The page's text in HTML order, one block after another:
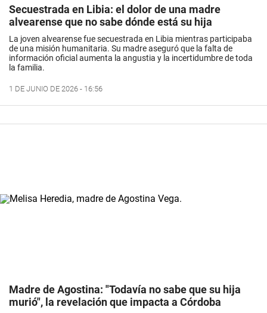
Secuestrada en Libia: el dolor de una madre
alvearense que no sabe dónde está su hija
La joven alvearense fue secuestrada en Libia mientras participaba
de una misión humanitaria. Su madre aseguró que la falta de
información oficial aumenta la angustia y la incertidumbre de toda
la familia.
1 DE JUNIO DE 2026 - 16:56
Madre de Agostina: "Todavía no sabe que su hija
murió", la revelación que impacta a Córdoba